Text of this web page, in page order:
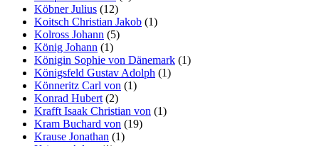
Köbner Julius (12)
Koitsch Christian Jakob (1)
Kolross Johann (5)
König Johann (1)
Königin Sophie von Dänemark (1)
Königsfeld Gustav Adolph (1)
Könneritz Carl von (1)
Konrad Hubert (2)
Krafft Isaak Christian von (1)
Kram Buchard von (19)
Krause Jonathan (1)